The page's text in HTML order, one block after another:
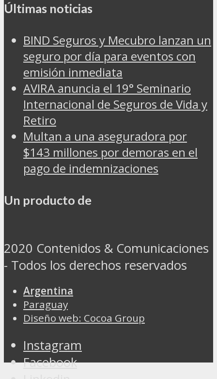
Últimas noticias
BIND Seguros y Mecubro lanzan un
seguro por día para eventos con
emisión inmediata
AVIRA anuncia el 19° Seminario
Internacional de Seguros de Vida y
Retiro
Multan a una aseguradora por
$143 millones por demoras en el
pago de indemnizaciones
Un producto de
2020 Contenidos & Comunicaciones
- Todos los derechos reservados
Argentina
Paraguay
Diseño web: Cocoa Group
Instagram
Facebook